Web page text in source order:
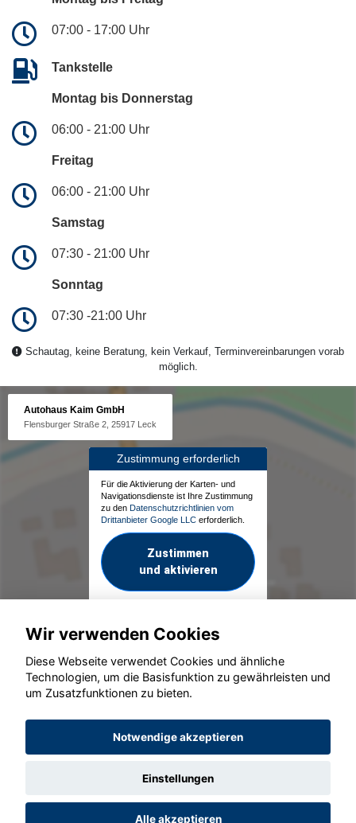
07:00 - 17:00 Uhr
Tankstelle
Montag bis Donnerstag
06:00 - 21:00 Uhr
Freitag
06:00 - 21:00 Uhr
Samstag
07:30 - 21:00 Uhr
Sonntag
07:30 -21:00 Uhr
Schautag, keine Beratung, kein Verkauf, Terminvereinbarungen vorab
möglich.
Autohaus Kaim GmbH
Flensburger Straße 2, 25917 Leck
Zustimmung erforderlich
Für die Aktivierung der Karten- und
Navigationsdienste ist Ihre Zustimmung
zu den Datenschutzrichtlinien vom
Drittanbieter Google LLC erforderlich.
Zustimmen
und aktivieren
© konjunkturmotor.de GmbH 2020 - 2026
Wir verwenden Cookies
Diese Webseite verwendet Cookies und ähnliche
Technologien, um die Basisfunktion zu gewährleisten und
um Zusatzfunktionen zu bieten.
Notwendige akzeptieren
Einstellungen
Alle akzeptieren